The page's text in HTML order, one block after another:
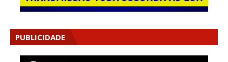
PUBLICIDADE